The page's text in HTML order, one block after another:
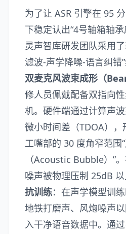
为了让 ASR 引擎在 95
下稳定认出“4号轴箱轴承
灵声智库研发团队采用
滤波-声学降噪-语言纠错
双麦克风波束成形（
修人员佩戴配备双指向
机。硬件端通过计算声
微小时间差（TDOA）
工嘴部的 30 度角窄范围
（Acoustic Bubble）”
噪声被物理压制 25dB
抗训练：在声学模型训
地铁打磨声、风炮噪声
入干净语音数据中。通